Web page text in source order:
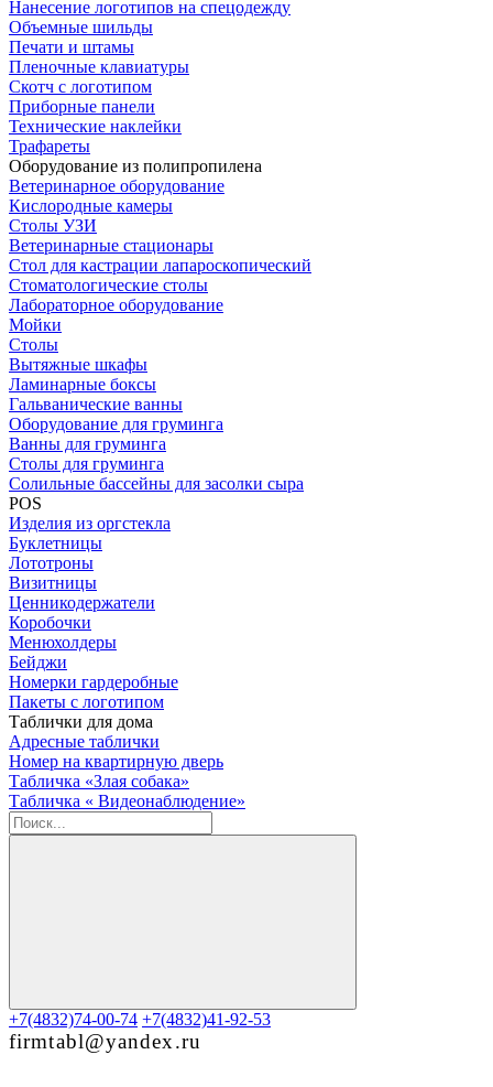
Нанесение логотипов на спецодежду
Объемные шильды
Печати и штамы
Пленочные клавиатуры
Скотч с логотипом
Приборные панели
Технические наклейки
Трафареты
Оборудование из полипропилена
Ветеринарное оборудование
Кислородные камеры
Столы УЗИ
Ветеринарные стационары
Стол для кастрации лапароскопический
Стоматологические столы
Лабораторное оборудование
Мойки
Столы
Вытяжные шкафы
Ламинарные боксы
Гальванические ванны
Оборудование для груминга
Ванны для груминга
Столы для груминга
Солильные бассейны для засолки сыра
POS
Изделия из оргстекла
Буклетницы
Лототроны
Визитницы
Ценникодержатели
Коробочки
Менюхолдеры
Бейджи
Номерки гардеробные
Пакеты с логотипом
Таблички для дома
Адресные таблички
Номер на квартирную дверь
Табличка «Злая собака»
Табличка « Видеонаблюдение»
+7(4832)74-00-74 +7(4832)41-92-53
firmtabl@yandex.ru